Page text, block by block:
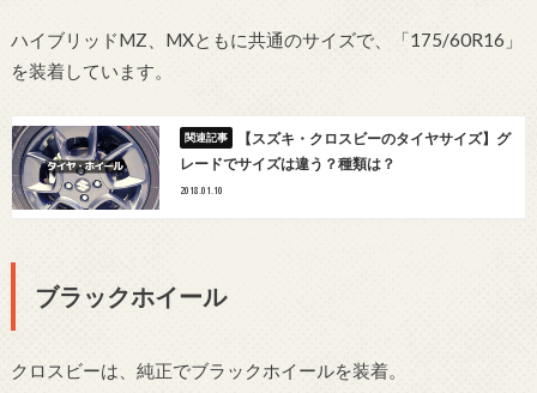
ハイブリッドMZ、MXともに共通のサイズで、「175/60R16」
を装着しています。
【スズキ・クロスビーのタイヤサイズ】グ
レードでサイズは違う？種類は？
2018.01.10
ブラックホイール
クロスビーは、純正でブラックホイールを装着。